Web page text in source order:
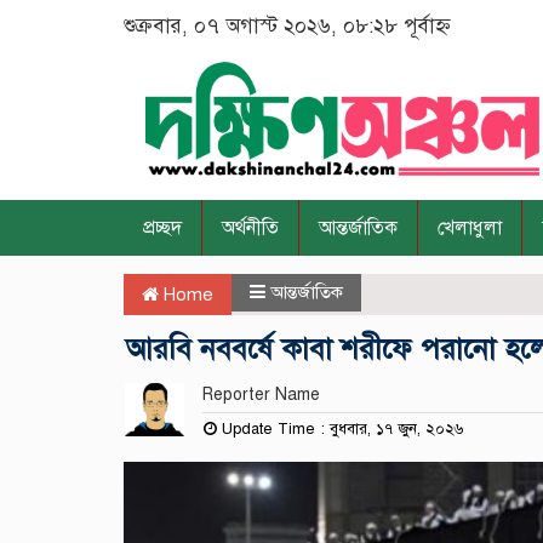
শুক্রবার, ০৭ অগাস্ট ২০২৬, ০৮:২৮ পূর্বাহ্ন
প্রচ্ছদ অর্থনীতি আন্তর্জাতিক খেলাধুলা
Home আন্তর্জাতিক
আরবি নববর্ষে কাবা শরীফে পরানো
Reporter Name
Update Time : বুধবার, ১৭ জুন, ২০২৬